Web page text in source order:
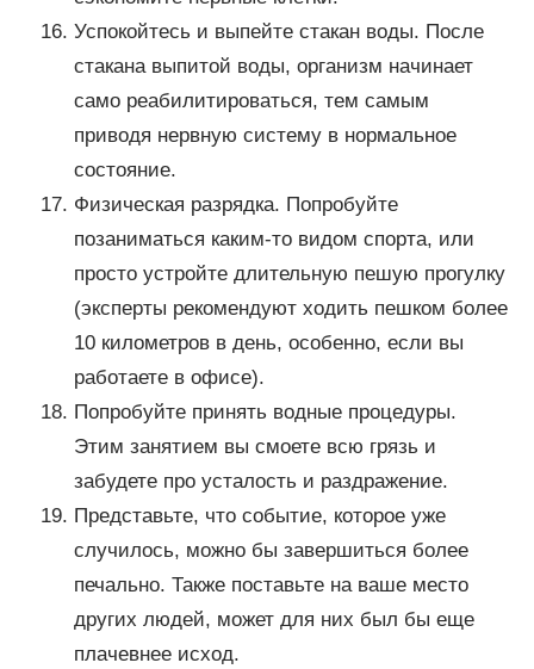
Успокойтесь и выпейте стакан воды. После
стакана выпитой воды, организм начинает
само реабилитироваться, тем самым
приводя нервную систему в нормальное
состояние.
Физическая разрядка. Попробуйте
позаниматься каким-то видом спорта, или
просто устройте длительную пешую прогулку
(эксперты рекомендуют ходить пешком более
10 километров в день, особенно, если вы
работаете в офисе).
Попробуйте принять водные процедуры.
Этим занятием вы смоете всю грязь и
забудете про усталость и раздражение.
Представьте, что событие, которое уже
случилось, можно бы завершиться более
печально. Также поставьте на ваше место
других людей, может для них был бы еще
плачевнее исход.